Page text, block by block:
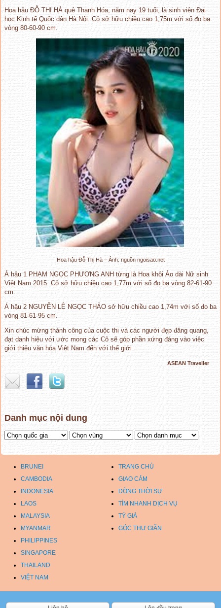
Hoa hậu ĐỖ THỊ HÀ quê Thanh Hóa, năm nay 19 tuổi, là sinh viên Đại
học Kinh tế Quốc dân Hà Nội. Cô sở hữu chiều cao 1,75m với số đo ba
vòng 80-60-90 cm.
Hoa hậu Đỗ Thị Hà – Ảnh: nguồn ngoisao.net
Á hậu 1 PHẠM NGỌC PHƯƠNG ANH từng là Hoa khôi Áo dài Nữ sinh
Việt Nam 2015. Cô sở hữu chiều cao 1,77m với số đo ba vòng 82-61-90
cm.
Á hậu 2 NGUYỄN LÊ NGỌC THẢO sở hữu chiều cao 1,74m với số đo ba
vòng 81-61-95 cm.
Xin chúc mừng thành công của cuộc thi và các người đẹp đăng quang,
đạt danh hiệu với ước mong các Cô sẽ góp phần xứng đáng vào việc
giới thiệu văn hóa Việt Nam đến với thế giới…
ASEAN Traveller
Danh mục nội dung
BRUNEI
TRANG CHỦ
CAMBODIA
GIAO CẢM
INDONESIA
DÒNG THỜI SỰ
LAOS
TÌM NHANH DỊCH VỤ
MALAYSIA
TỶ GIÁ
MYANMAR
GÓC THƯ GIÃN
PHILIPPINES
SINGAPORE
THAILAND
VIỆT NAM